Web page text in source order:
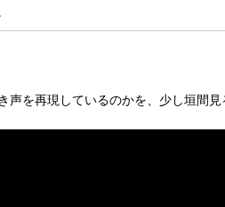
を再現しているのかを、少し垣間見